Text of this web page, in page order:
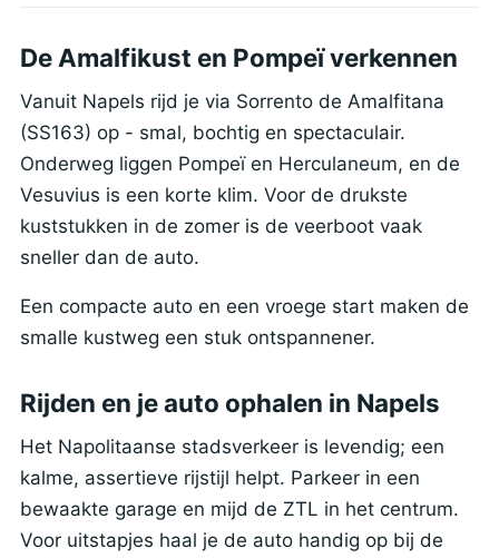
De Amalfikust en Pompeï verkennen
Vanuit Napels rijd je via Sorrento de Amalfitana
(SS163) op - smal, bochtig en spectaculair.
Onderweg liggen Pompeï en Herculaneum, en de
Vesuvius is een korte klim. Voor de drukste
kuststukken in de zomer is de veerboot vaak
sneller dan de auto.
Een compacte auto en een vroege start maken de
smalle kustweg een stuk ontspannener.
Rijden en je auto ophalen in Napels
Het Napolitaanse stadsverkeer is levendig; een
kalme, assertieve rijstijl helpt. Parkeer in een
bewaakte garage en mijd de ZTL in het centrum.
Voor uitstapjes haal je de auto handig op bij de